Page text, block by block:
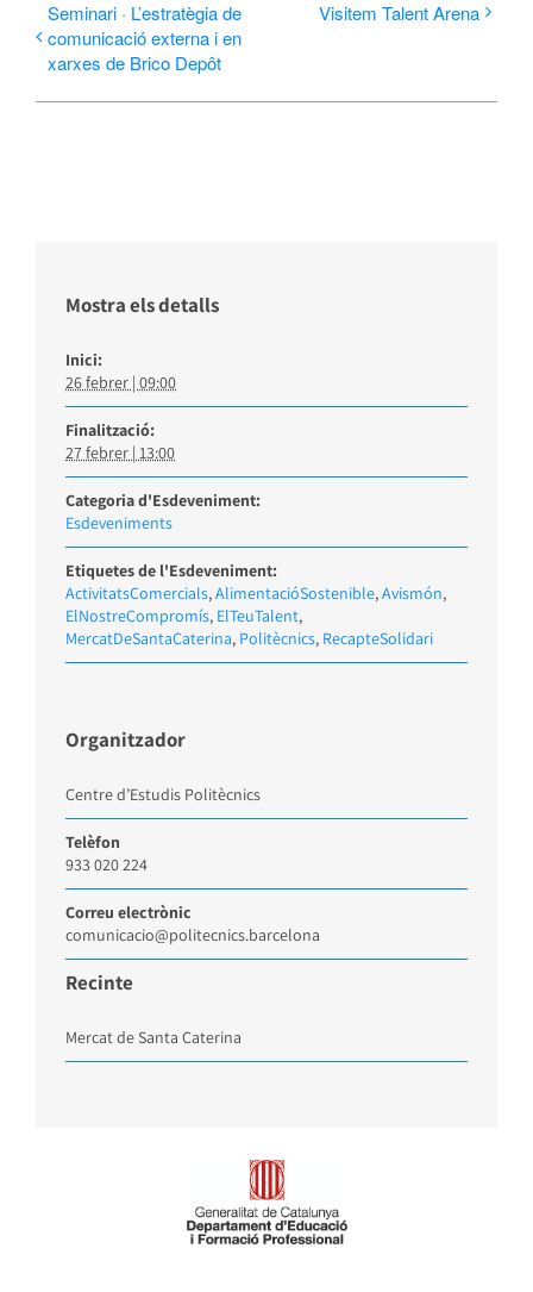
Seminari · L’estratègia de
comunicació externa i en
xarxes de Brico Depôt
Visitem Talent Arena
Mostra els detalls
Inici:
26 febrer | 09:00
Finalització:
27 febrer | 13:00
Categoria d'Esdeveniment:
Esdeveniments
Etiquetes de l'Esdeveniment:
ActivitatsComercials, AlimentacióSostenible, Avismón,
ElNostreCompromís, ElTeuTalent,
MercatDeSantaCaterina, Politècnics, RecapteSolidari
Recinte
Mercat de Santa Caterina
Organitzador
Centre d’Estudis Politècnics
Telèfon
933 020 224
Correu electrònic
comunicacio@politecnics.barcelona